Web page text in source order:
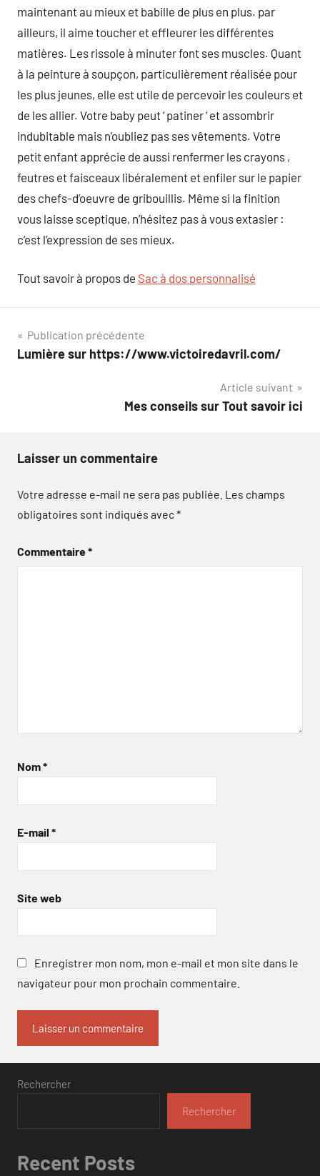
maintenant au mieux et babille de plus en plus. par
ailleurs, il aime toucher et effleurer les différentes
matières. Les rissole à minuter font ses muscles. Quant
à la peinture à soupçon, particulièrement réalisée pour
les plus jeunes, elle est utile de percevoir les couleurs et
de les allier. Votre baby peut ‘ patiner ‘ et assombrir
indubitable mais n’oubliez pas ses vêtements. Votre
petit enfant apprécie de aussi renfermer les crayons ,
feutres et faisceaux libéralement et enfiler sur le papier
des chefs-d’oeuvre de gribouillis. Même si la finition
vous laisse sceptique, n’hésitez pas à vous extasier :
c’est l’expression de ses mieux.
Tout savoir à propos de Sac à dos personnalisé
Navigation
de
Publication précédente
Lumière sur https://www.victoiredavril.com/
Article suivant
Mes conseils sur Tout savoir ici
Laisser un commentaire
Votre adresse e-mail ne sera pas publiée. Les champs
obligatoires sont indiqués avec*
Commentaire*
Nom*
E-mail *
Site web
Enregistrer mon nom, mon e-mail et mon site dans le
navigateur pour mon prochain commentaire.
Rechercher
Rechercher
Recent Posts